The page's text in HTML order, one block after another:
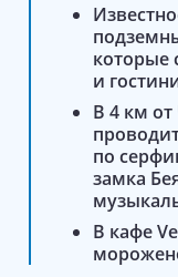
которые
и
В 4 км
по
замка
В кафе